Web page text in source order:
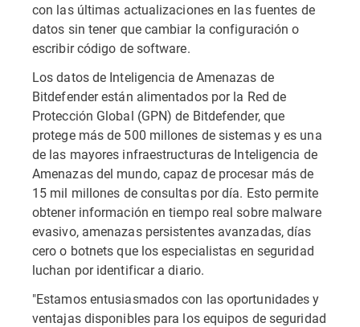
con las últimas actualizaciones en las fuentes de
datos sin tener que cambiar la configuración o
escribir código de software.
Los datos de Inteligencia de Amenazas de
Bitdefender están alimentados por la Red de
Protección Global (GPN) de Bitdefender, que
protege más de 500 millones de sistemas y es una
de las mayores infraestructuras de Inteligencia de
Amenazas del mundo, capaz de procesar más de
15 mil millones de consultas por día. Esto permite
obtener información en tiempo real sobre malware
evasivo, amenazas persistentes avanzadas, días
cero o botnets que los especialistas en seguridad
luchan por identificar a diario.
"Estamos entusiasmados con las oportunidades y
ventajas disponibles para los equipos de seguridad